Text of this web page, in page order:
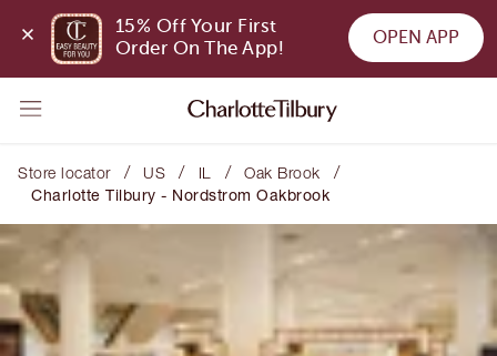
15% Off Your First
Order On The App!
OPEN APP
Store locator / US / IL / Oak Brook /
Charlotte Tilbury - Nordstrom Oakbrook